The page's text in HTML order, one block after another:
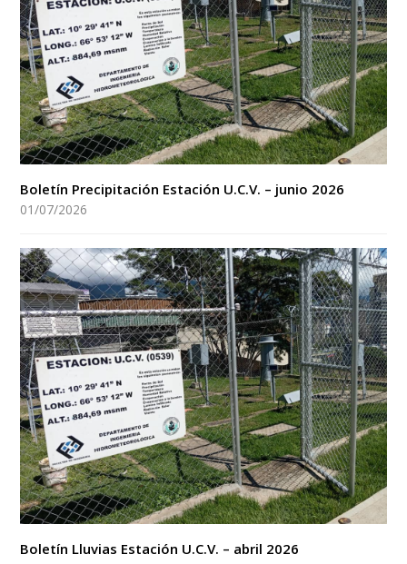
Boletín Precipitación Estación U.C.V. – junio 2026
01/07/2026
Boletín Lluvias Estación U.C.V. – abril 2026